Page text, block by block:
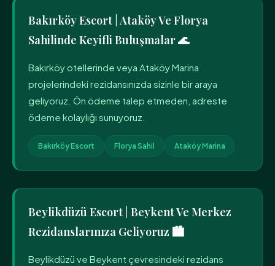
Bakırköy Escort | Ataköy Ve Florya
Sahilinde Keyifli Buluşmalar 🌊
Bakırköy otellerinde veya Ataköy Marina
projelerindeki rezidansınızda sizinle bir araya
geliyoruz. Ön ödeme talep etmeden, adreste
ödeme kolaylığı sunuyoruz.
Bakırköy Escort Florya Sahil Ataköy Marina
Beylikdüzü Escort | Beykent Ve Merkez
Rezidanslarınıza Geliyoruz 🏙️
Beylikdüzü ve Beykent çevresindeki rezidans